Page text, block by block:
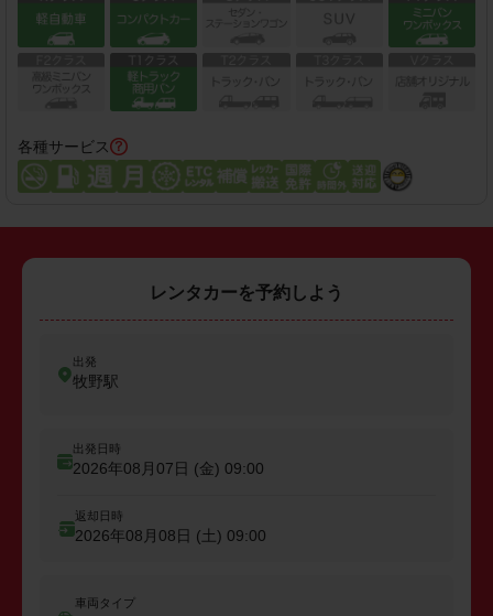
各種サービス
レンタカーを予約しよう
出発
牧野駅
出発日時
2026年08月07日 (金) 09:00
返却日時
2026年08月08日 (土) 09:00
車両タイプ